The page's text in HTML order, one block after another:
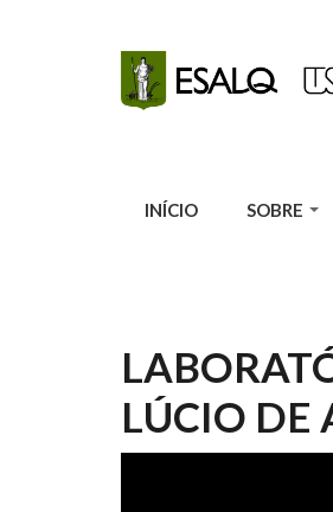
INÍCIO SOBRE
LÚCIO DE